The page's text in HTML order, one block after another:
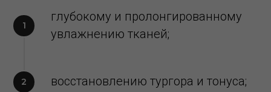
глубокому и пролонгированному
увлажнению тканей;
восстановлению тургора и тонуса;